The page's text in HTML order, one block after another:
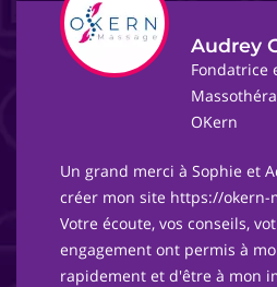
Audrey
Fondatrice
OKern
Un grand merci à Sophie et
créer mon site https://okern-
Votre écoute, vos conseils,
engagement ont permis à
rapidement et d'être à mon